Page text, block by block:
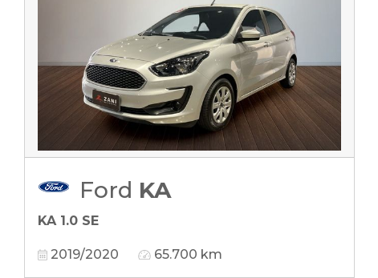
Ford KA
KA 1.0 SE
2019/2020 65.700 km